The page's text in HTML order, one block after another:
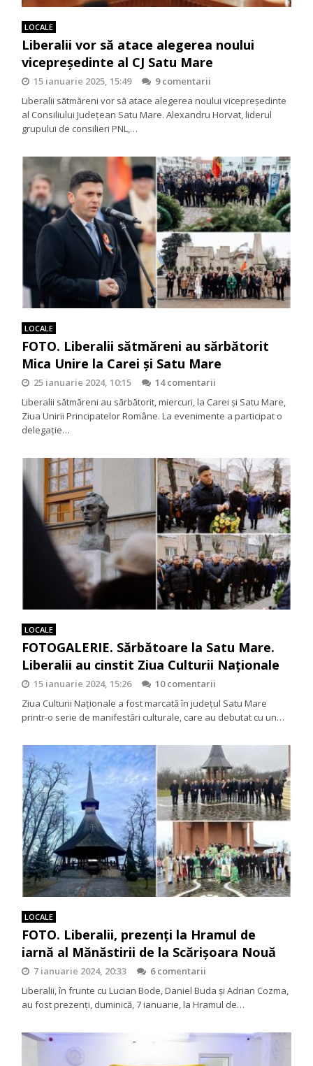
LOCALE
Liberalii vor să atace alegerea noului
vicepreședinte al CJ Satu Mare
15 ianuarie 2025, 15:49
9 comentarii
Liberalii sătmăreni vor să atace alegerea noului vicepreședinte
al Consiliului Județean Satu Mare. Alexandru Horvat, liderul
grupului de consilieri PNL,…
LOCALE
FOTO. Liberalii sătmăreni au sărbătorit
Mica Unire la Carei și Satu Mare
25 ianuarie 2024, 10:15
14 comentarii
Liberalii sătmăreni au sărbătorit, miercuri, la Carei și Satu Mare,
Ziua Unirii Principatelor Române. La evenimente a participat o
delegație…
LOCALE
FOTOGALERIE. Sărbătoare la Satu Mare.
Liberalii au cinstit Ziua Culturii Naționale
15 ianuarie 2024, 15:26
10 comentarii
Ziua Culturii Naționale a fost marcată în județul Satu Mare
printr-o serie de manifestări culturale, care au debutat cu un…
LOCALE
FOTO. Liberalii, prezenți la Hramul de
iarnă al Mănăstirii de la Scărișoara Nouă
7 ianuarie 2024, 20:33
6 comentarii
Liberalii, în frunte cu Lucian Bode, Daniel Buda și Adrian Cozma,
au fost prezenți, duminică, 7 ianuarie, la Hramul de…